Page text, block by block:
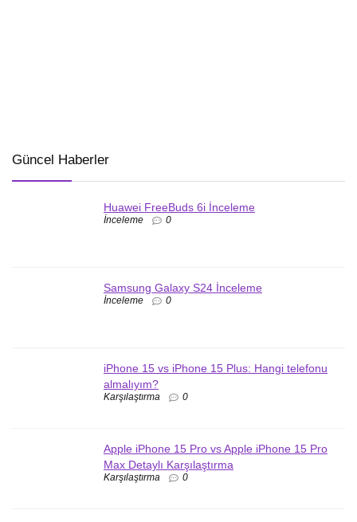
Güncel Haberler
Huawei FreeBuds 6i İnceleme
İnceleme 0
Samsung Galaxy S24 İnceleme
İnceleme 0
iPhone 15 vs iPhone 15 Plus: Hangi telefonu
almalıyım?
Karşılaştırma 0
Apple iPhone 15 Pro vs Apple iPhone 15 Pro
Max Detaylı Karşılaştırma
Karşılaştırma 0